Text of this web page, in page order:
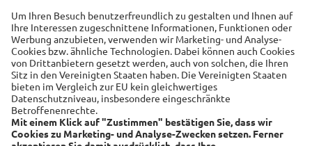
Auto
Sicherheit
Familie
Links
Alte Leipziger
Hallesche
RSS-Feed